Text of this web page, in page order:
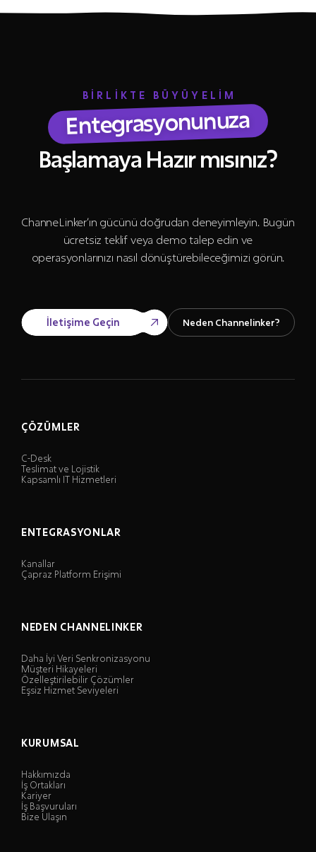
BİRLİKTE BÜYÜYELİM
Entegrasyonunuza
Başlamaya Hazır mısınız?
ChanneLinker’ın gücünü doğrudan deneyimleyin. Bugün
ücretsiz teklif veya demo talep edin ve
operasyonlarınızı nasıl dönüştürebileceğimizi görün.
İletişime Geçin Neden Channelinker?
ÇÖZÜMLER
C-Desk
Teslimat ve Lojistik
Kapsamlı IT Hizmetleri
ENTEGRASYONLAR
Kanallar
Çapraz Platform Erişimi
NEDEN CHANNELINKER
Daha İyi Veri Senkronizasyonu
Müşteri Hikayeleri
Özelleştirilebilir Çözümler
Eşsiz Hizmet Seviyeleri
KURUMSAL
Hakkımızda
İş Ortakları
Kariyer
İş Başvuruları
Bize Ulaşın